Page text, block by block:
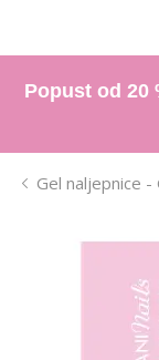
Popust od 20
Gel naljepnice -